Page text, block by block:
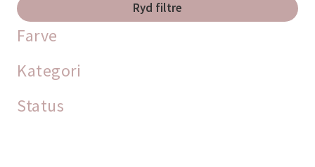
Ryd filtre
Farve
Kategori
Status